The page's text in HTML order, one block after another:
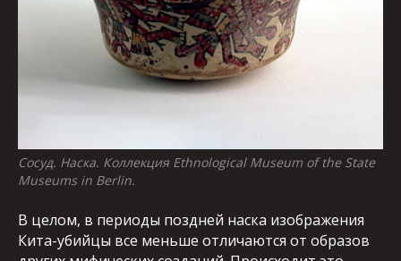
Сосуд. Наска. Коллекция Ethnological Museum of the State
Museums in Berlin.
В целом, в периоды поздней наска изображения
Кита-убийцы все меньше отличаются от образов